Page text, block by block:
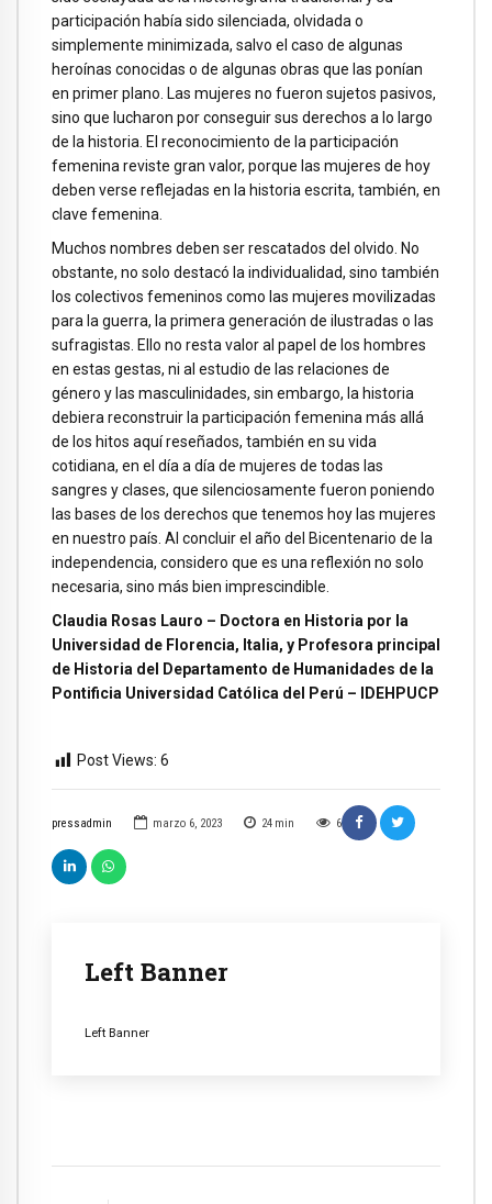
pressadmin marzo 6, 2023 24 min 6
Left Banner
Left Banner
participación había sido silenciada, olvidada o
simplemente minimizada, salvo el caso de algunas
heroínas conocidas o de algunas obras que las ponían
en primer plano. Las mujeres no fueron sujetos pasivos,
sino que lucharon por conseguir sus derechos a lo largo
de la historia. El reconocimiento de la participación
femenina reviste gran valor, porque las mujeres de hoy
deben verse reflejadas en la historia escrita, también, en
clave femenina.
Muchos nombres deben ser rescatados del olvido. No
obstante, no solo destacó la individualidad, sino también
los colectivos femeninos como las mujeres movilizadas
para la guerra, la primera generación de ilustradas o las
sufragistas. Ello no resta valor al papel de los hombres
en estas gestas, ni al estudio de las relaciones de
género y las masculinidades, sin embargo, la historia
debiera reconstruir la participación femenina más allá
de los hitos aquí reseñados, también en su vida
cotidiana, en el día a día de mujeres de todas las
sangres y clases, que silenciosamente fueron poniendo
las bases de los derechos que tenemos hoy las mujeres
en nuestro país. Al concluir el año del Bicentenario de la
independencia, considero que es una reflexión no solo
necesaria, sino más bien imprescindible.
Claudia Rosas Lauro – Doctora en Historia por la
Universidad de Florencia, Italia, y Profesora principal
de Historia del Departamento de Humanidades de la
Pontificia Universidad Católica del Perú – IDEHPUCP
Post Views: 6